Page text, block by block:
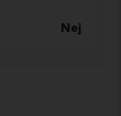
Nej